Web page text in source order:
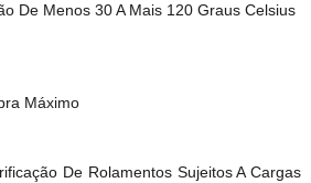
De Menos 30 A Mais 120 Graus Celsius
Máximo
De Rolamentos Sujeitos A Cargas